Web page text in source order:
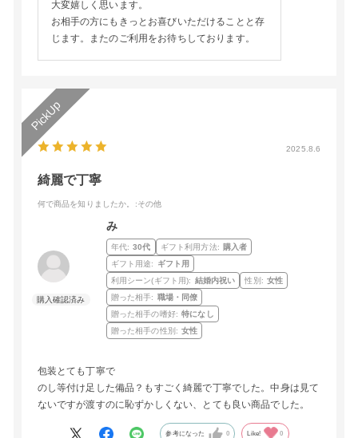
大変嬉しく思います。
お相手の方にもきっとお喜びいただけることと存
じます。またのご利用をお待ちしております。
2025.8.6
綺麗で丁寧
何で商品を知りましたか。 :その他
み
年代: 30代 ギフト利用方法: 購入者
ギフト用途:
ギフト用
利用シーン(ギフト用): 結婚内祝い 性別: 女性
贈った相手: 職場・同僚
贈った相手の嗜好: 特になし
贈った相手の性別: 女性
包装とても丁寧で
のし等付け足した備品？もすごく綺麗で丁寧でした。中身は見て
ないですが渡すのに恥ずかしくない、とても良い商品でした。
参考になった 0 Like! 0